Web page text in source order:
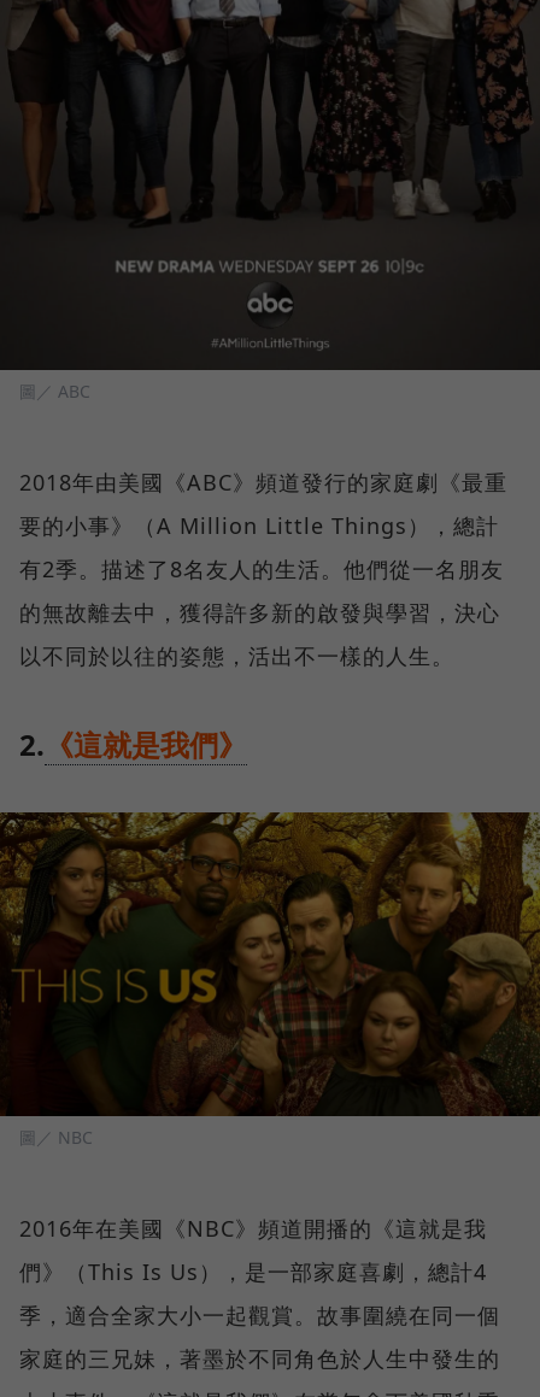
圖／ ABC
2018年由美國《ABC》頻道發行的家庭劇《最重
要的小事》（A Million Little Things），總計
有2季。描述了8名友人的生活。他們從一名朋友
的無故離去中，獲得許多新的啟發與學習，決心
以不同於以往的姿態，活出不一樣的人生。
2. 《這就是我們》
圖／ NBC
2016年在美國《NBC》頻道開播的《這就是我
們》（This Is Us），是一部家庭喜劇，總計4
季，適合全家大小一起觀賞。故事圍繞在同一個
家庭的三兄妹，著墨於不同角色於人生中發生的